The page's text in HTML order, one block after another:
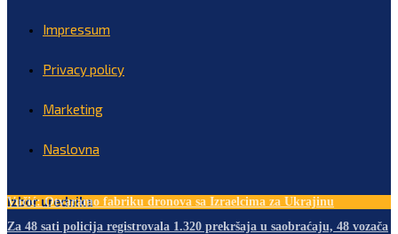
Impressum
Privacy policy
Marketing
Naslovna
Izbor urednika
Vučić: Otvaramo fabriku dronova sa Izraelcima za Ukrajinu
Za 48 sati policija registrovala 1.320 prekršaja u saobraćaju, 48 vozača